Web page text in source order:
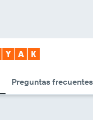
Preguntas